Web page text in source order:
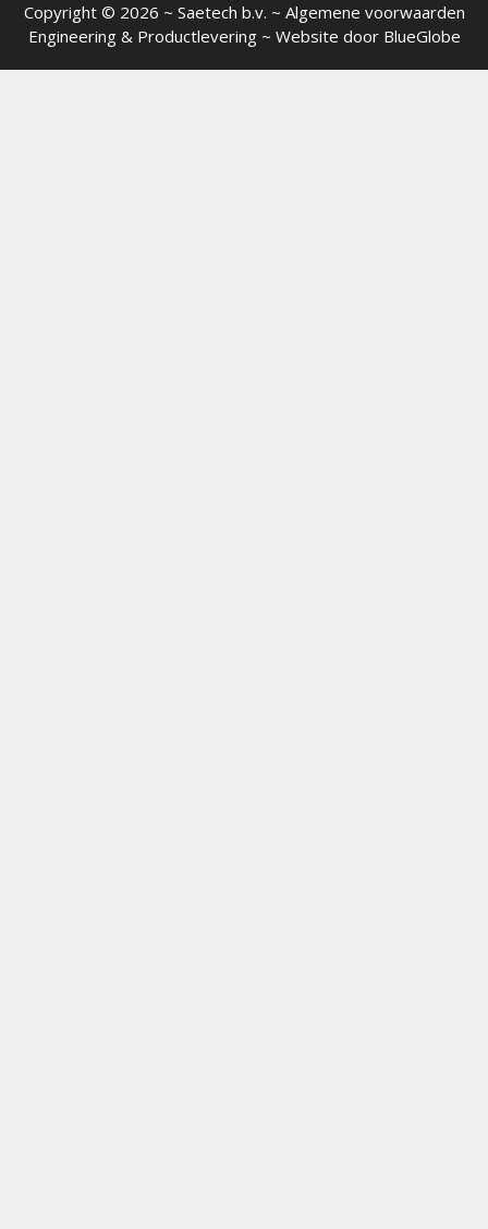
Copyright © 2026 ~ Saetech b.v. ~ Algemene voorwaarden
Engineering& Productlevering~ Website door BlueGlobe